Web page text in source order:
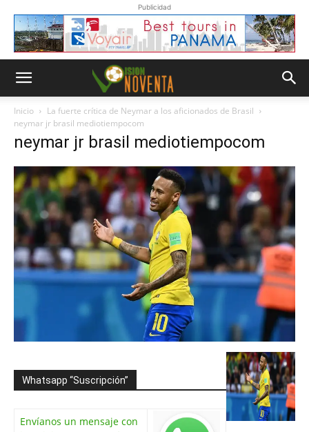
Publicidad
Inicio
La fuerte crítica de Neymar a los aficionados de Brasil
neymar jr brasil mediotiempocom
neymar jr brasil mediotiempocom
Whatsapp “Suscripción”
Envíanos un mensaje con